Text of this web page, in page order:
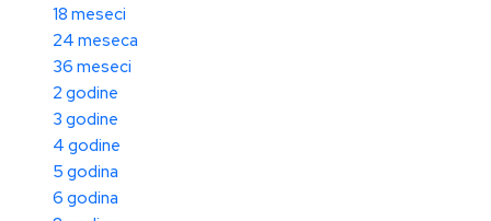
18 meseci
24 meseca
36 meseci
2 godine
3 godine
4 godine
5 godina
6 godina